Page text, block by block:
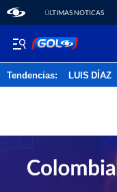
ÚLTIMAS NOTICAS
Tendencias: LUIS DÍAZ